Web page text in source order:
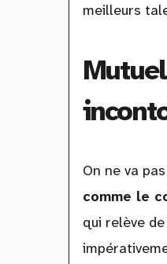
meilleurs
On ne va
comme le
qui relève